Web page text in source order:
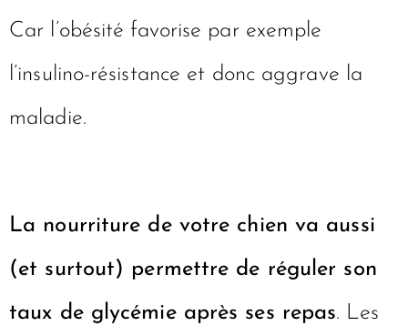
Car l’obésité favorise par exemple
l’insulino-résistance et donc aggrave la
maladie.
La nourriture de votre chien va aussi
(et surtout) permettre de réguler son
taux de glycémie après ses repas. Les